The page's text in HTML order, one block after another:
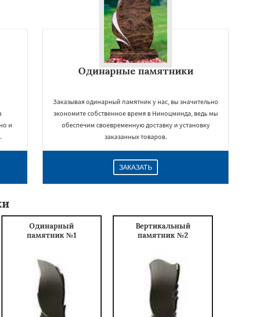
и
Одинарные памятники
Заказывая одинарный памятник у нас, вы значительно
экономите собственное время в Ниноцминда, ведь мы
обеспечим своевременную доставку и установку
заказанных товаров.
ЗАКАЗАТЬ
Одинарный
памятник №1
Вертикальный
памятник №2